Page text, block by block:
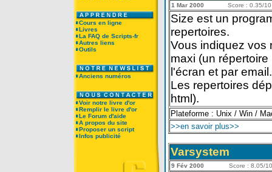
Cours en ligne
Livres
La FAQ de Scripts-fr
Autres liens
Outils
Anciens numéros
Voir notre livre d'or
Remplir le livre d'or
Le Forum d'aide
A propos du site
Proposer un script
Infos publicité
1 Mar 2000 Score : 0.35/
Size est un
repertoires.
Vous indiquez vos
maxi (un
l'écran et par
Les repertoires
html).
Plateforme : Unix / Win /
>>en savoir plus>>
Varsystem
9 Fév 2000 Score : 8.05/